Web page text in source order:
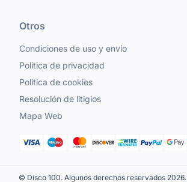
Otros
Condiciones de uso y envío
Política de privacidad
Política de cookies
Resolución de litigios
Mapa Web
© Disco 100. Algunos derechos reservados 2026.